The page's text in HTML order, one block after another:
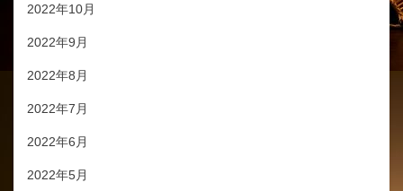
2022年10月
2022年9月
2022年8月
2022年7月
2022年6月
2022年5月